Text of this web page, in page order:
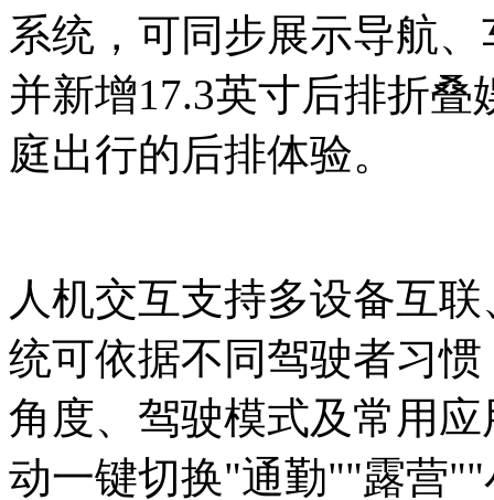
系统，可同步展示导航
并新增17.3英寸后排折
庭出行的后排体验。
人机交互支持多设备互
统可依据不同驾驶者习
角度、驾驶模式及常用
动一键切换"通勤""露营